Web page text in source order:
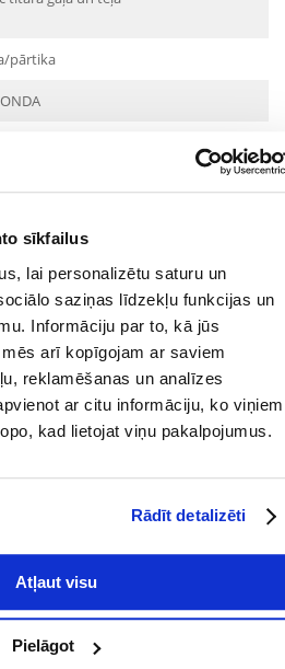
sīkfailus
lai personalizētu saturu un
saziņas līdzekļu funkcijas un
Informāciju par to, kā jūs
arī kopīgojam ar saviem
reklamēšanas un analīzes
ar citu informāciju, ko viņiem
kad lietojat viņu pakalpojumus.
Rādīt detalizēti
Atļaut visu
Pielāgot
pārtika